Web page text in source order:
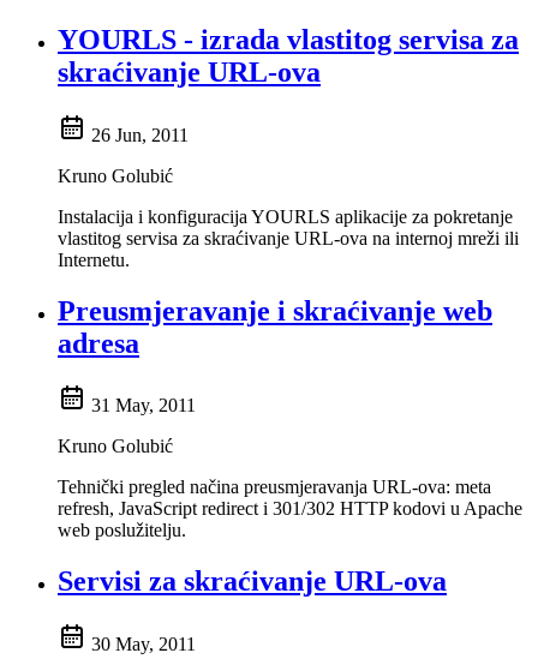
YOURLS - izrada vlastitog servisa za
skraćivanje URL-ova
26 Jun, 2011
Kruno Golubić
Instalacija i konfiguracija YOURLS aplikacije za pokretanje
vlastitog servisa za skraćivanje URL-ova na internoj mreži ili
Internetu.
Preusmjeravanje i skraćivanje web
adresa
31 May, 2011
Kruno Golubić
Tehnički pregled načina preusmjeravanja URL-ova: meta
refresh, JavaScript redirect i 301/302 HTTP kodovi u Apache
web poslužitelju.
Servisi za skraćivanje URL-ova
30 May, 2011